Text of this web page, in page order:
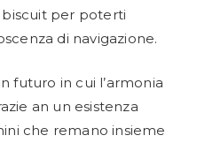
biscuit per poterti
di navigazione.
futuro in cui l’armonia
an un esistenza
che remano insieme